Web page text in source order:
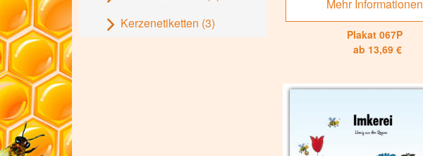
Kerzenetiketten (3)
Mehr Informationen
Plakat 067P
ab 13,69 €